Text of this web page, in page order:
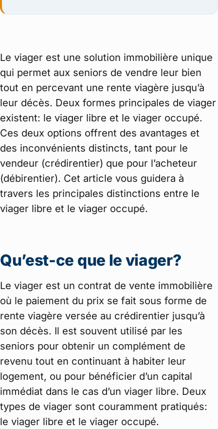
Le viager est une solution immobilière unique
qui permet aux seniors de vendre leur bien
tout en percevant une rente viagère jusqu’à
leur décès. Deux formes principales de viager
existent: le viager libre et le viager occupé.
Ces deux options offrent des avantages et
des inconvénients distincts, tant pour le
vendeur (crédirentier) que pour l’acheteur
(débirentier). Cet article vous guidera à
travers les principales distinctions entre le
viager libre et le viager occupé.
Qu’est-ce que le viager?
Le viager est un contrat de vente immobilière
où le paiement du prix se fait sous forme de
rente viagère versée au crédirentier jusqu’à
son décès. Il est souvent utilisé par les
seniors pour obtenir un complément de
revenu tout en continuant à habiter leur
logement, ou pour bénéficier d’un capital
immédiat dans le cas d’un viager libre. Deux
types de viager sont couramment pratiqués:
le viager libre et le viager occupé.